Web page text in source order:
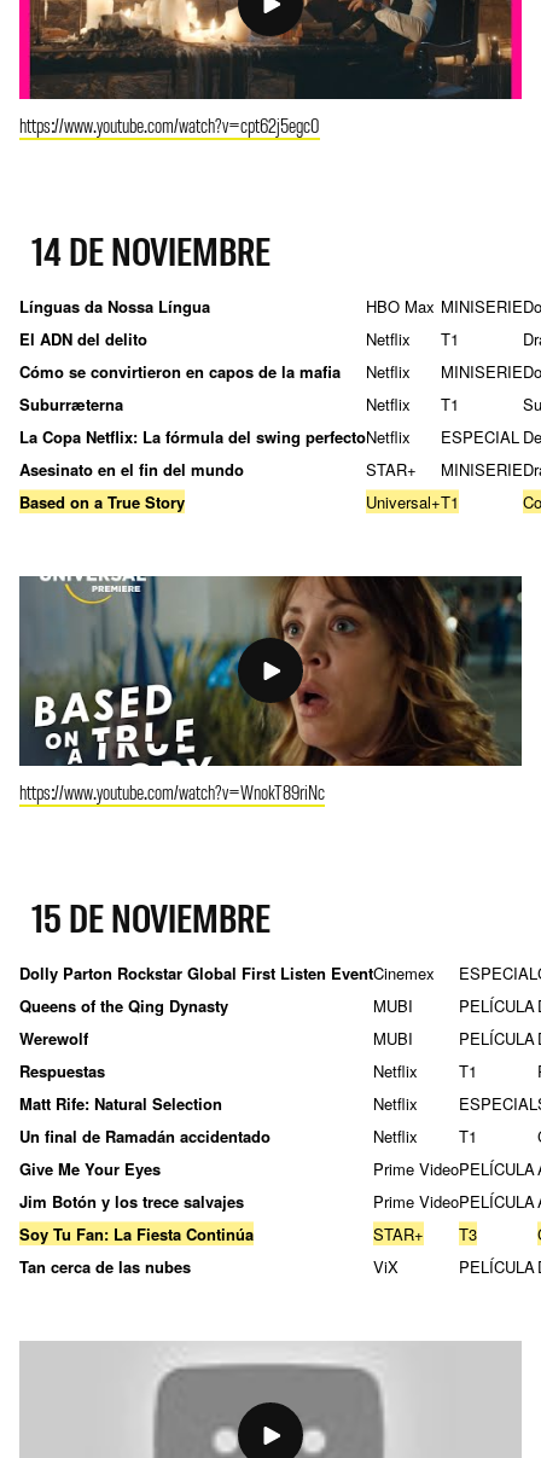
https://www.youtube.com/watch?v=cpt62j5egc0
14 DE NOVIEMBRE
Línguas da Nossa Língua HBO Max MINISERIE
El ADN del delito
Netflix T1
Cómo se convirtieron en capos de la mafia
Netflix MINISERIE
Suburræterna
Netflix T1
La Copa Netflix: La fórmula del swing perfectoNetflix ESPECIAL
Asesinato en el fin del mundo
STAR+ MINISERIE
Based on a True Story
Universal+T1
https://www.youtube.com/watch?v=WnokT89riNc
15 DE NOVIEMBRE
Dolly Parton Rockstar Global First Listen EventCinemex ESPECIAL
Queens of the Qing Dynasty
MUBI PELÍCULA
Werewolf
MUBI PELÍCULA
Respuestas
Netflix T1
Matt Rife: Natural Selection
Netflix ESPECIAL
Un final de Ramadán accidentado
Netflix T1
Give Me Your Eyes
Prime VideoPELÍCULA
Jim Botón y los trece salvajes
Prime VideoPELÍCULA
Soy Tu Fan: La Fiesta Continúa
STAR+ T3
Tan cerca de las nubes
ViX PELÍCULA